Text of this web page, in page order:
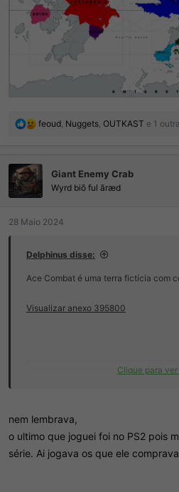
R
ç
õ
s
feoud, Nuggets, OUTKAST e 1
Giant Enemy Crab
Wyrd biõ ful ãræd
28 Maio 2024
Delphinus disse:
Ace Combat é uma terra fictícia com
Visualizar anexo 395800
Clique para ver
nem lembrava,
o ultimo que joguei foi no PS2 pois
série. Ai jogava os que ele